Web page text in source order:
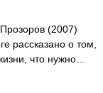
(2007)
рассказано о том,
что нужно…